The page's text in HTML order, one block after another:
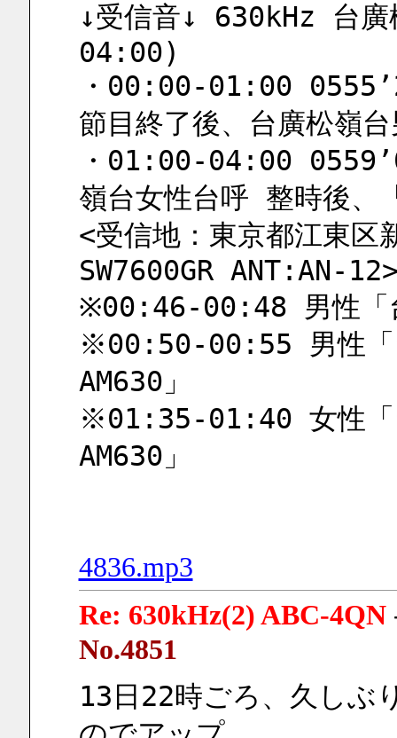
↓受信音↓ 630kHz 台
04:00)
・00:00-01:00
節目終了後、台廣松嶺
・01:00-04:00
嶺台女性台呼 整時後、
<受信地：東京都江東
SW7600GR ANT:AN-
※00:46-00:48 男性「
※00:50-00:55 男性「
AM630」
※01:35-01:40 女性「
AM630」
4836.mp3
Re: 630kHz(2) ABC-4QN
No.4851
13日22時ごろ、久しぶ